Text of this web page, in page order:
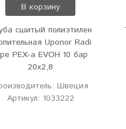
В корзину
сшитый полиэтилен
Uponor Radi
PEX-a EVOH 10 бар
20х2,8
Швеция
Артикул: 1033222